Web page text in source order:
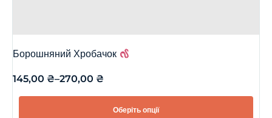
Борошняний Хробачок
145,00 ₴–270,00 ₴
Оберіть опції